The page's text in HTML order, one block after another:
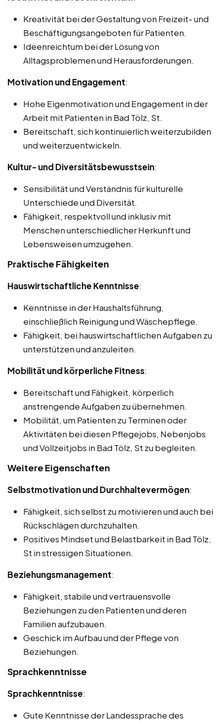
Kreativität bei der Gestaltung von Freizeit- und
Beschäftigungsangeboten für Patienten.
Ideenreichtum bei der Lösung von
Alltagsproblemen und Herausforderungen.
Motivation und Engagement:
Hohe Eigenmotivation und Engagement in der
Arbeit mit Patienten in Bad Tölz, St.
Bereitschaft, sich kontinuierlich weiterzubilden
und weiterzuentwickeln.
Kultur- und Diversitätsbewusstsein:
Sensibilität und Verständnis für kulturelle
Unterschiede und Diversität.
Fähigkeit, respektvoll und inklusiv mit
Menschen unterschiedlicher Herkunft und
Lebensweisen umzugehen.
Praktische Fähigkeiten
Hauswirtschaftliche Kenntnisse:
Kenntnisse in der Haushaltsführung,
einschließlich Reinigung und Wäschepflege.
Fähigkeit, bei hauswirtschaftlichen Aufgaben zu
unterstützen und anzuleiten.
Mobilität und körperliche Fitness:
Bereitschaft und Fähigkeit, körperlich
anstrengende Aufgaben zu übernehmen.
Mobilität, um Patienten zu Terminen oder
Aktivitäten bei diesen Pflegejobs, Nebenjobs
und Vollzeitjobs in Bad Tölz, St zu begleiten.
Weitere Eigenschaften
Selbstmotivation und Durchhaltevermögen:
Fähigkeit, sich selbst zu motivieren und auch bei
Rückschlägen durchzuhalten.
Positives Mindset und Belastbarkeit in Bad Tölz,
St in stressigen Situationen.
Beziehungsmanagement:
Fähigkeit, stabile und vertrauensvolle
Beziehungen zu den Patienten und deren
Familien aufzubauen.
Geschick im Aufbau und der Pflege von
Beziehungen.
Sprachkenntnisse
Sprachkenntnisse:
Gute Kenntnisse der Landessprache des